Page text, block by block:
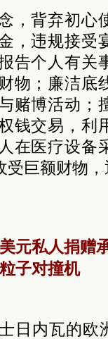
，背弃初心
，违规接受
告个人有关
物；廉洁底
赌博活动；
钱交易，利
在医疗设备
巨额财物
元私人捐赠
粒子对撞机
日内瓦的欧